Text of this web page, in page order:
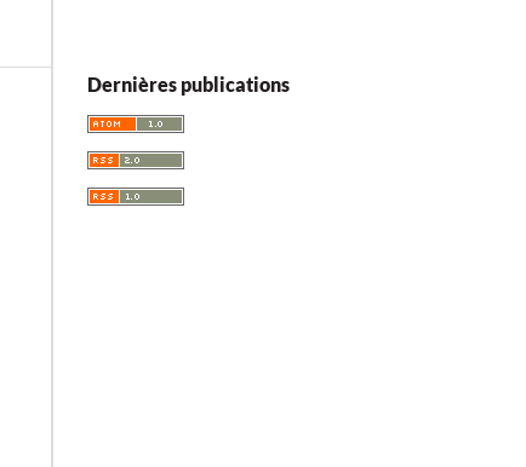
Dernières publications